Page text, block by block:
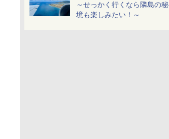
～せっかく行くなら隣島の秘
境も楽しみたい！～